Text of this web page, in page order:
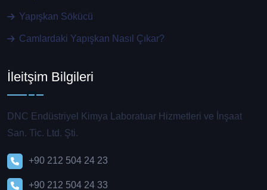
Yapışkan Sökücü
Camlardaki Yapışkan Nasıl Çıkar?
İleitşim Bilgileri
DNC Endüstriyel Kimya Laboratuar Hizmetleri ve İnşaat
San. Tic. Ltd. Şti.
+90 212 504 24 23
+90 212 504 24 33